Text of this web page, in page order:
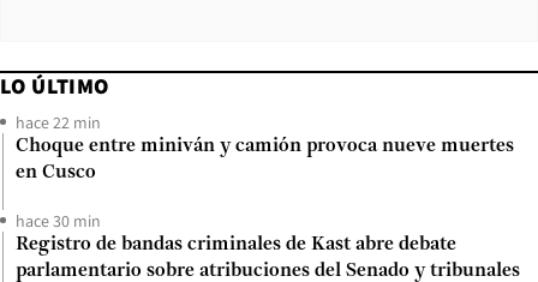
LO ÚLTIMO
hace 22 min
Choque entre miniván y camión provoca nueve muertes
en Cusco
hace 30 min
Registro de bandas criminales de Kast abre debate
parlamentario sobre atribuciones del Senado y tribunales